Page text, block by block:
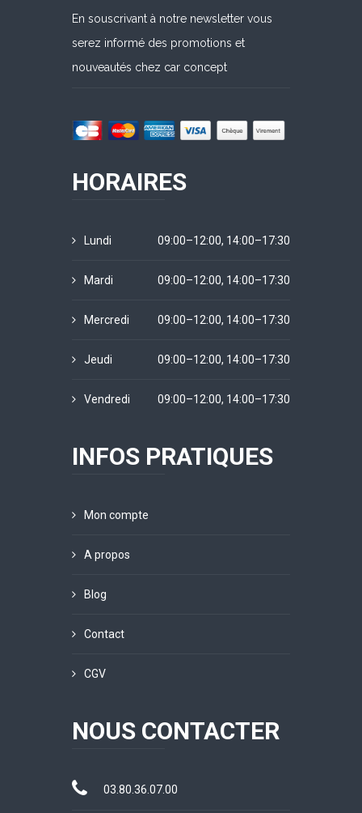
En souscrivant à notre newsletter vous
serez informé des promotions et
nouveautés chez car concept
HORAIRES
Lundi 09:00–12:00, 14:00–17:30
Mardi 09:00–12:00, 14:00–17:30
Mercredi 09:00–12:00, 14:00–17:30
Jeudi 09:00–12:00, 14:00–17:30
Vendredi 09:00–12:00, 14:00–17:30
INFOS PRATIQUES
Mon compte
A propos
Blog
Contact
CGV
NOUS CONTACTER
03.80.36.07.00